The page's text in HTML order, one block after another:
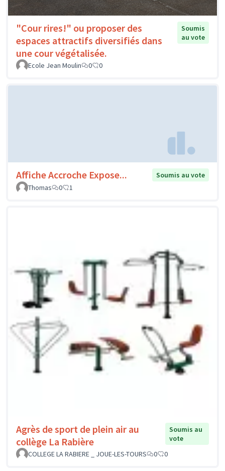
"Cour rires!" ou proposer des
espaces attractifs diversifiés dans
une cour végétalisée.
Soumis
au vote
Ecole Jean Moulin 0 0
Affiche Accroche Expose...
Soumis au vote
Thomas
0 1
Agrès de sport de plein air au
collège La Rabière
Soumis au
vote
COLLEGE LA RABIERE _ JOUE-LES-TOURS
0 0